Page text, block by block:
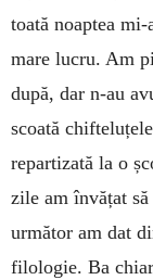
toată noaptea
mare lucru. Am
după, dar n-au
scoată
repartizată la o
zile am învățat
următor am dat
filologie. Ba